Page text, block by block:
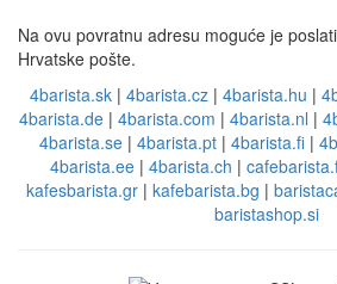
Na ovu povratnu adresu moguće je
Hrvatske pošte.
4barista.sk| 4barista.cz| 4barista.hu |
4barista.de | 4barista.com | 4barista.nl |
4barista.se | 4barista.pt | 4barista.fi |
4barista.ee| 4barista.ch |
kafesbarista.gr| kafebarista.bg |
baristashop.si